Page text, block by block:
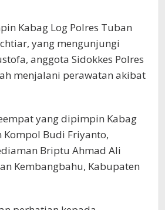
Kabag Log Polres Tuban
yang mengunjungi
anggota Sidokkes Polres
menjalani perawatan akibat
yang dipimpin Kabag
Kompol Budi Friyanto,
Briptu Ahmad Ali
Kembangbahu, Kabupaten